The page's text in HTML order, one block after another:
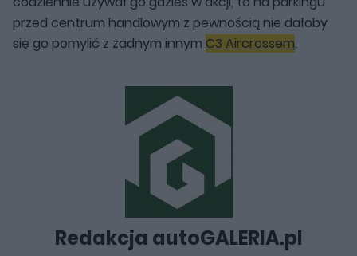
przed centrum handlowym z pewnością nie dałoby
się go pomylić z żadnym innym C3 Aircrossem.
Redakcja autoGALERIA.pl